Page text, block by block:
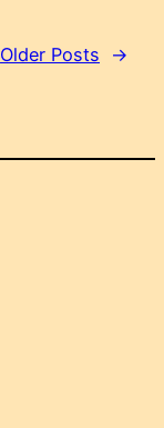
Older Posts →